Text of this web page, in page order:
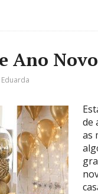
Ano
de
as